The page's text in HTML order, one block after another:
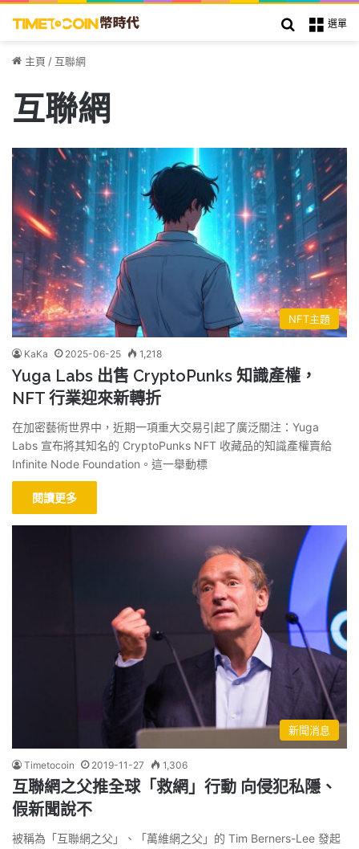
選單
搜索
主頁 / 互聯網
互聯網
NFT主題
KaKa 2025-06-25 1,218
Yuga Labs 出售 CryptoPunks 知識產權，
NFT 行業迎來新轉折
在加密藝術世界中，近期一項重大交易引起了廣泛關注：Yuga
Labs 宣布將其知名的 CryptoPunks NFT 收藏品的知識產權賣給
Infinite Node Foundation。這一舉動標
閱讀更多
新聞消息
Timetocoin 2019-11-27 1,306
互聯網之父推全球「救網」行動 向侵犯私隱、
假新聞說不
被稱為「互聯網之父」、「萬維網之父」的 Tim Berners-Lee 發起